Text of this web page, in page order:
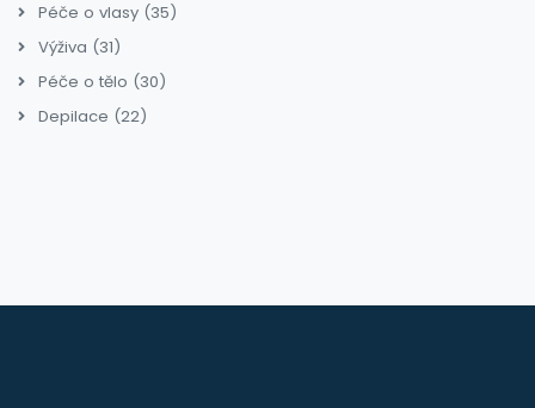
Péče o vlasy (35)
Výživa (31)
Péče o tělo (30)
Depilace (22)